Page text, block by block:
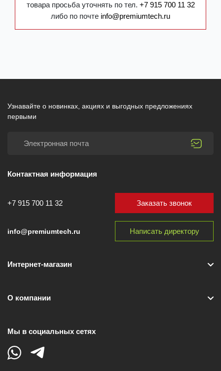
товара просьба уточнять по тел. +7 915 700 11 32
либо по почте info@premiumtech.ru
Узнавайте о новинках, акциях и выгодных предложениях
первыми
Контактная информация
+7 915 700 11 32
info@premiumtech.ru
Заказать звонок
Написать директору
Интернет-магазин
О компании
Мы в социальных сетях